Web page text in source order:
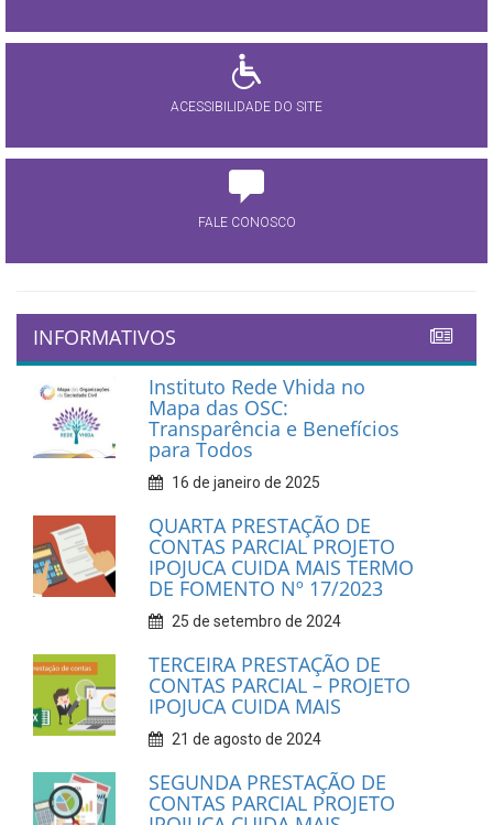
ACESSIBILIDADE DO SITE
FALE CONOSCO
INFORMATIVOS
Instituto Rede Vhida no
Mapa das OSC:
Transparência e Benefícios
para Todos
16 de janeiro de 2025
QUARTA PRESTAÇÃO DE
CONTAS PARCIAL PROJETO
IPOJUCA CUIDA MAIS TERMO
DE FOMENTO Nº 17/2023
25 de setembro de 2024
TERCEIRA PRESTAÇÃO DE
CONTAS PARCIAL – PROJETO
IPOJUCA CUIDA MAIS
21 de agosto de 2024
SEGUNDA PRESTAÇÃO DE
CONTAS PARCIAL PROJETO